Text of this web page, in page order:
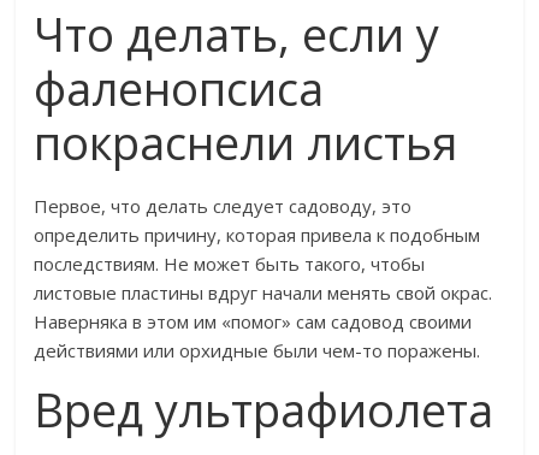
Что делать, если у
фаленопсиса
покраснели листья
Первое, что делать следует садоводу, это
определить причину, которая привела к подобным
последствиям. Не может быть такого, чтобы
листовые пластины вдруг начали менять свой окрас.
Наверняка в этом им «помог» сам садовод своими
действиями или орхидные были чем-то поражены.
Вред ультрафиолета